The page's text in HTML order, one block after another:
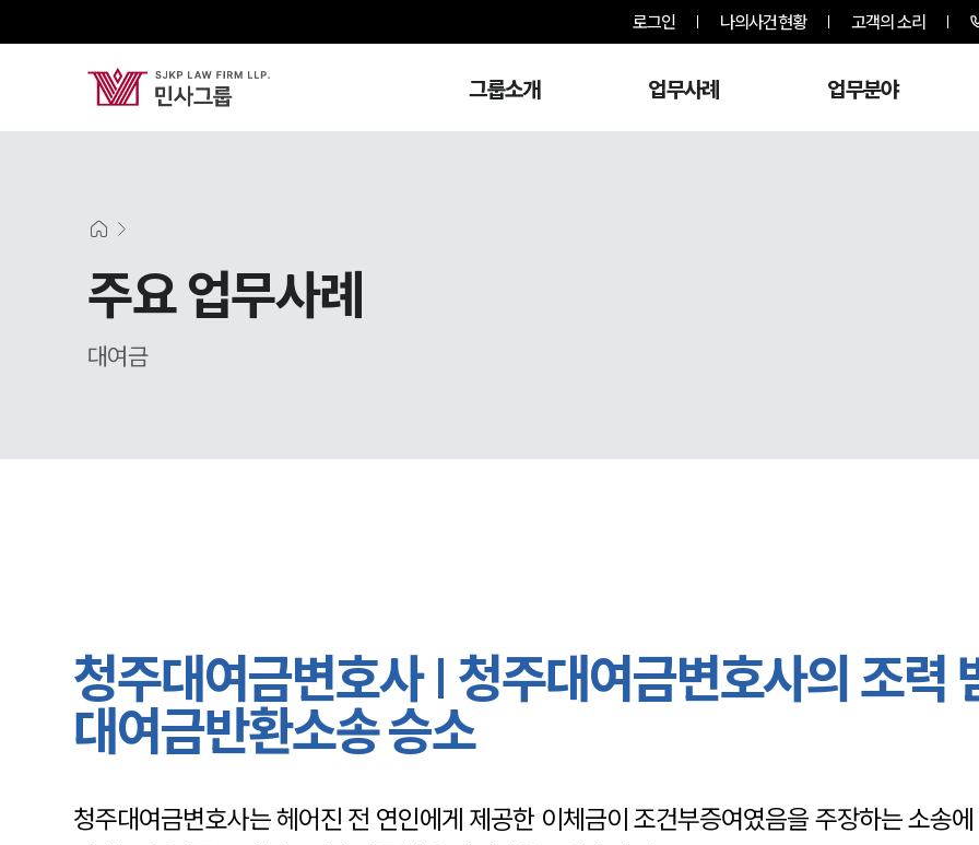
로그인 나의사건현황 고객의 소리
그룹소개 업무사례 업무분야
주요 업무사례
대여금
청주대여금변호사 | 청주대여금변호사의 조력
대여금반환소송 승소
청주대여금변호사는 헤어진 전 연인에게 제공한 이체금이 조건부증여였음을 주장하는 소송